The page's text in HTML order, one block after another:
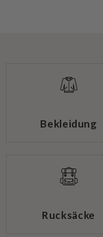
Bekleidung
Rucksäcke